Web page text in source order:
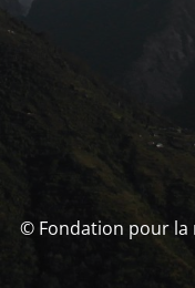
© Fondation pour la